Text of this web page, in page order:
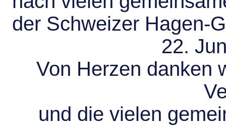
der Schweizer Hagen-
22.
Von Herzen danken
und die vielen